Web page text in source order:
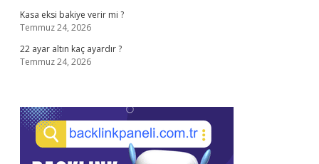
Kasa eksi bakiye verir mi ?
Temmuz 24, 2026
22 ayar altın kaç ayardır ?
Temmuz 24, 2026